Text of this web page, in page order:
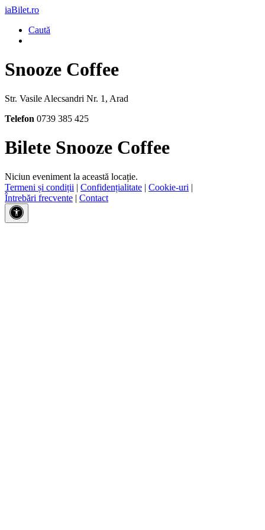
iaBilet.ro
Caută
Snooze Coffee
Str. Vasile Alecsandri Nr. 1, Arad
Telefon 0739 385 425
Bilete Snooze Coffee
Niciun eveniment la această locație.
Termeni și condiții | Confidențialitate | Cookie-uri |
Întrebări frecvente | Contact